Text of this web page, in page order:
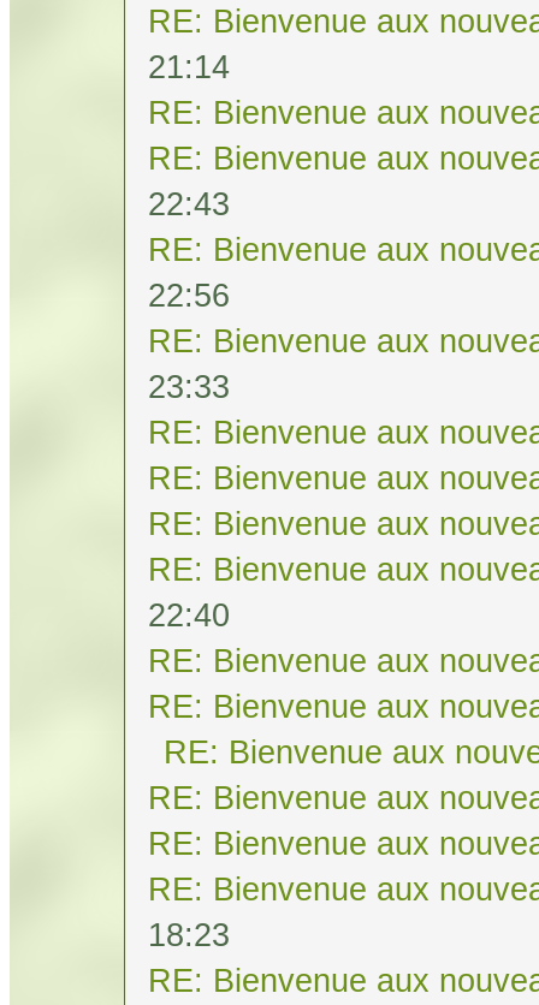
RE: Bienvenue aux
21:14
RE: Bienvenue aux
RE: Bienvenue aux
22:43
RE: Bienvenue aux
22:56
RE: Bienvenue aux
23:33
RE: Bienvenue aux
RE: Bienvenue aux
RE: Bienvenue aux
RE: Bienvenue aux
22:40
RE: Bienvenue aux
RE: Bienvenue aux
RE: Bienvenue aux
RE: Bienvenue aux
RE: Bienvenue aux
RE: Bienvenue aux
18:23
RE: Bienvenue aux